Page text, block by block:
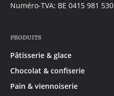
Numéro-TVA: BE 0415 981 530
PRODUITS
Pâtisserie & glace
Chocolat & confiserie
Pain & viennoiserie